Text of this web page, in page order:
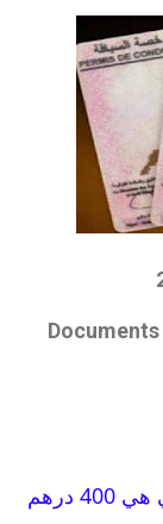
درهم